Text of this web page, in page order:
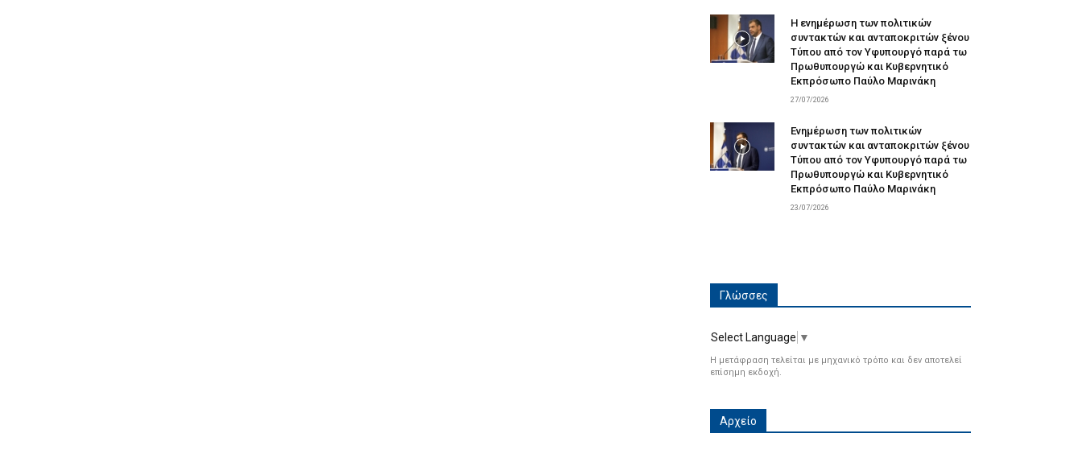
Η ενημέρωση των πολιτικών
συντακτών και ανταποκριτών ξένου
Τύπου από τον Υφυπουργό παρά τω
Πρωθυπουργώ και Κυβερνητικό
Εκπρόσωπο Παύλο Μαρινάκη
27/07/2026
Ενημέρωση των πολιτικών
συντακτών και ανταποκριτών ξένου
Τύπου από τον Υφυπουργό παρά τω
Πρωθυπουργώ και Κυβερνητικό
Εκπρόσωπο Παύλο Μαρινάκη
23/07/2026
Γλώσσες
Select Language ▼
Η μετάφραση τελείται με μηχανικό τρόπο και δεν αποτελεί
επίσημη εκδοχή.
Αρχείο